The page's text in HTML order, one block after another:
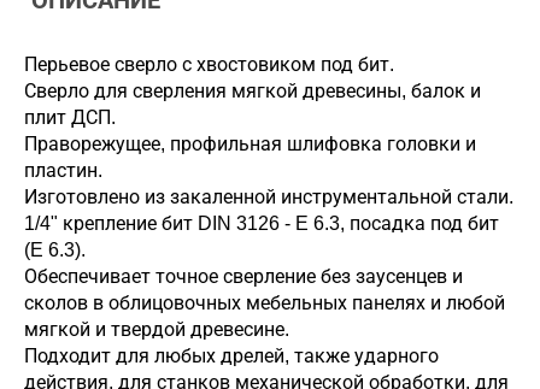
Перьевое сверло с хвостовиком под бит.
Сверло для сверления мягкой древесины, балок и
плит ДСП.
Праворежущее, профильная шлифовка головки и
пластин.
Изготовлено из закаленной инструментальной стали.
1/4" крепление бит DIN 3126 - E 6.3, посадка под бит
(E 6.3).
Обеспечивает точное сверление без заусенцев и
сколов в облицовочных мебельных панелях и любой
мягкой и твердой древесине.
Подходит для любых дрелей, также ударного
действия, для станков механической обработки, для